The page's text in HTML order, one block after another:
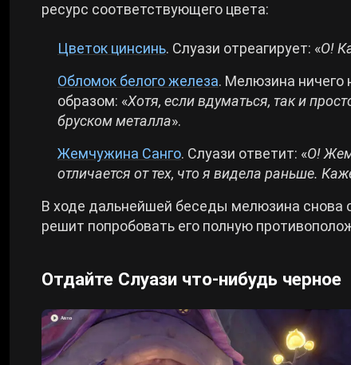
ресурс соответствующего цвета:
Цветок цинсинь. Слуази отреагирует: «О!
Обломок белого железа. Мелюзина
образом: «Хотя, если вдуматься, так и
бруском металла».
Жемчужина Санго. Слуази ответит: «О!
отличается от тех, что я видела раньше.
В ходе дальнейшей беседы мелюзина снова
решит попробовать его полную
Отдайте Слуази что-нибудь черное